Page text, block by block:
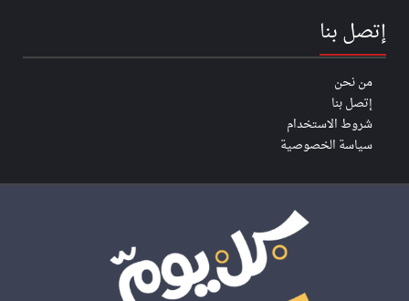
إتصل بنا
من نحن
إتصل بنا
شروط الاستخدام
سياسة الخصوصية